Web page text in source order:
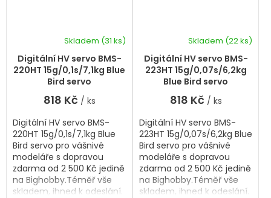
Digitální HV servo BMS-
220HT 15g/0,1s/7,1kg Blue
Bird servo
Skladem (31 ks)
818 Kč / ks
Digitální HV servo BMS-
220HT 15g/0,1s/7,1kg Blue
Bird servo pro vášnivé
modeláře s dopravou
zdarma od 2 500 Kč jedině
na Bighobby.Téměř vše
skladem, ihned k odeslání.
Digitální HV servo BMS-
223HT 15g/0,07s/6,2kg
Blue Bird servo
hodnocení
produktu
hvězdiček.
Skladem (22 ks)
818 Kč / ks
Digitální HV servo BMS-
223HT 15g/0,07s/6,2kg Blue
Bird servo pro vášnivé
modeláře s dopravou
zdarma od 2 500 Kč jedině
na Bighobby.Téměř vše
skladem, ihned k odeslání.